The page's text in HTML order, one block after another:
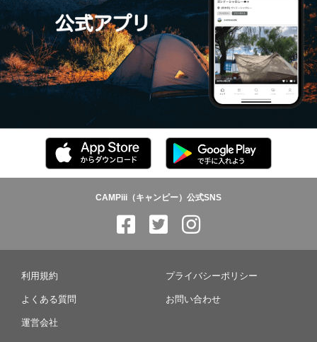
CAMPiii（キャンピー）公式SNS
利用規約 プライバシーポリシー
よくある質問 お問い合わせ
運営会社